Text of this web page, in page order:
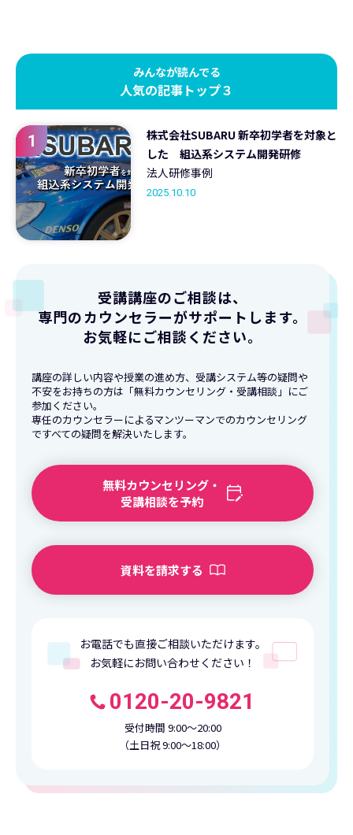
みんなが読んでる
人気の記事トップ３
1
株式会社SUBARU 新卒初学者を対象と
した 組込系システム開発研修
法人研修事例
2025.10.10
受講講座のご相談は、
専門のカウンセラーがサポートします。
お気軽にご相談ください。
講座の詳しい内容や授業の進め方、受講システム等の疑問や
不安をお持ちの方は「無料カウンセリング・受講相談」にご
参加ください。
専任のカウンセラーによるマンツーマンでのカウンセリング
ですべての疑問を解決いたします。
無料カウンセリング・
受講相談を予約
資料を請求する
お電話でも直接ご相談いただけます。
お気軽にお問い合わせください！
0120-20-9821
受付時間 9:00〜20:00
（土日祝 9:00〜18:00）